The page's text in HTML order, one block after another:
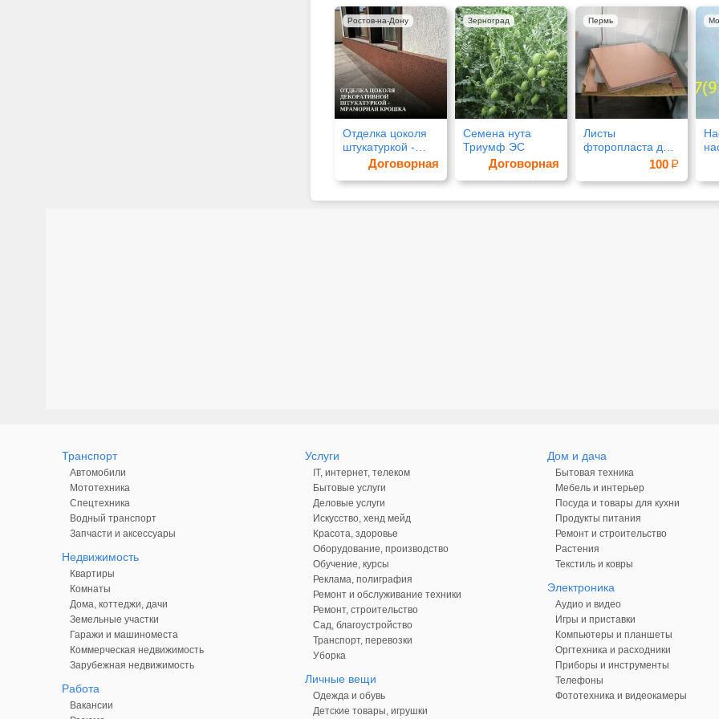
Отделка цоколя
штукатуркой -
мраморная
крошка
Договорная
Ростов-на-Дону
Семена нута
Триумф ЭС
Договорная
Зерноград
Листы
фторопласта для
изготовления100
Пермь
Транспорт
Автомобили
Мототехника
Спецтехника
Водный транспорт
Запчасти и аксессуары
Недвижимость
Квартиры
Комнаты
Дома, коттеджи, дачи
Земельные участки
Гаражи и машиноместа
Коммерческая недвижимость
Зарубежная недвижимость
Работа
Вакансии
Услуги
IT, интернет, телеком
Бытовые услуги
Деловые услуги
Искусство, хенд мейд
Красота, здоровье
Оборудование, производство
Обучение, курсы
Реклама, полиграфия
Ремонт и обслуживание техники
Ремонт, строительство
Сад, благоустройство
Транспорт, перевозки
Уборка
Личные вещи
Одежда и обувь
Детские товары, игрушки
Дом и дача
Бытовая техника
Мебель и интерьер
Посуда и товары для кухни
Продукты питания
Ремонт и строительство
Растения
Текстиль и ковры
Электроника
Аудио и видео
Игры и приставки
Компьютеры и планшеты
Оргтехника и расходники
Приборы и инструменты
Телефоны
Фототехника и видеокамеры